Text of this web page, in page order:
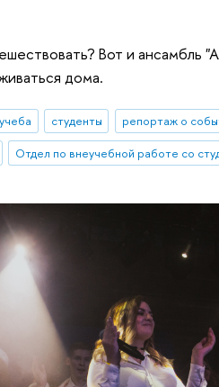
Вот и ансамбль
дома.
студенты
репортаж о